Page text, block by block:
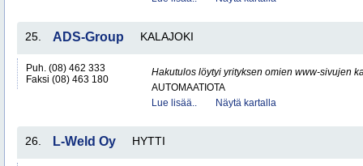
25. ADS-Group KALAJOKI
Puh. (08) 462 333
Faksi (08) 463 180
Hakutulos löytyi yrityksen omien www-sivujen
AUTOMAATIOTA
Lue lisää..
Näytä kartalla
26. L-Weld Oy HYTTI